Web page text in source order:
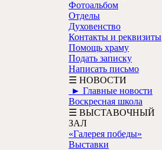
Фотоальбом
Отделы
Духовенство
Контакты и реквизиты
Помощь храму
Подать записку
Написать письмо
☰ НОВОСТИ
► Главные новости
Воскресная школа
☰ ВЫСТАВОЧНЫЙ
ЗАЛ
«Галерея победы»
Выставки